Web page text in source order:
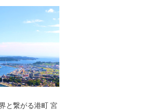
繋がる港町 宮